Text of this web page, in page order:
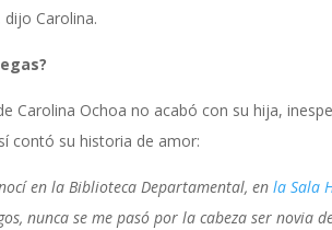
dijo Carolina.
Carolina Ochoa no acabó con su hija,
contó su historia de amor:
en la Biblioteca Departamental, enla Sala
nunca se me pasó por la cabeza ser